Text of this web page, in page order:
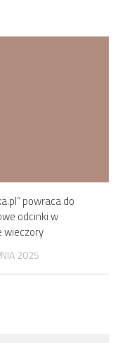
powraca do
odcinki w
wieczory
2025